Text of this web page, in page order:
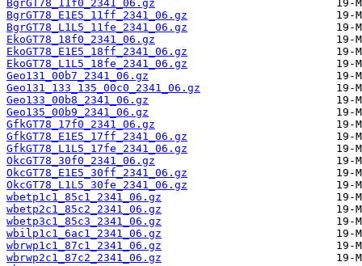
BgrGT78_11f0_2341_06.gz
BgrGT78_E1E5_11ff_2341_06.gz
BgrGT78_L1L5_11fe_2341_06.gz
EkoGT78_18f0_2341_06.gz
EkoGT78_E1E5_18ff_2341_06.gz
EkoGT78_L1L5_18fe_2341_06.gz
Geo131_00b7_2341_06.gz
Geo131_133_135_00c0_2341_06.gz
Geo133_00b8_2341_06.gz
Geo135_00b9_2341_06.gz
GfkGT78_17f0_2341_06.gz
GfkGT78_E1E5_17ff_2341_06.gz
GfkGT78_L1L5_17fe_2341_06.gz
OkcGT78_30f0_2341_06.gz
OkcGT78_E1E5_30ff_2341_06.gz
OkcGT78_L1L5_30fe_2341_06.gz
wbetp1c1_85c1_2341_06.gz
wbetp2c1_85c2_2341_06.gz
wbetp3c1_85c3_2341_06.gz
wbilp1c1_6ac1_2341_06.gz
wbrwp1c1_87c1_2341_06.gz
wbrwp2c1_87c2_2341_06.gz